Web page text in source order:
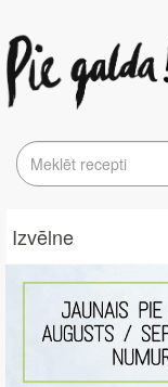
Izvēlne